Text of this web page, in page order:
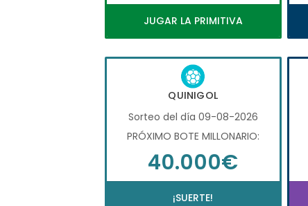
JUGAR LA PRIMITIVA
QUINIGOL
Sorteo del día 09-08-2026
PRÓXIMO BOTE MILLONARIO:
40.000€
¡SUERTE!